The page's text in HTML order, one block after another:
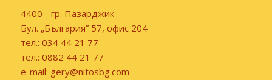
4400 - гр. Пазарджик
Бул. „България” 57, офис 204
тел.: 034 44 21 77
тел.: 0882 44 21 77
e-mail: gery@nitosbg.com